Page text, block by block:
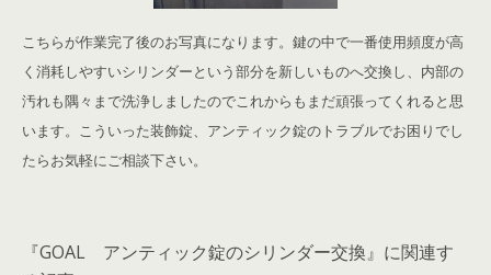
こちらが作業完了後のお写真になります。鍵の中で一番使用頻度が高
く消耗しやすいシリンダーという部分を新しいものへ交換し、内部の
汚れも隅々まで洗浄しましたのでこれからもまだ頑張ってくれると思
います。こういった装飾錠、アンティック錠のトラブルでお困りでし
たらお気軽にご相談下さい。
『GOAL アンティック錠のシリンダー交換』に関連す